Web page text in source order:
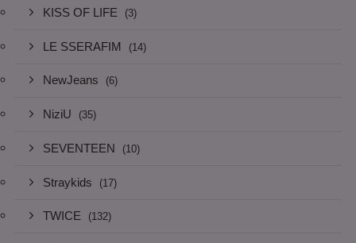
KISS OF LIFE (3)
LE SSERAFIM (14)
NewJeans (6)
NiziU (35)
SEVENTEEN (10)
Straykids (17)
TWICE (132)